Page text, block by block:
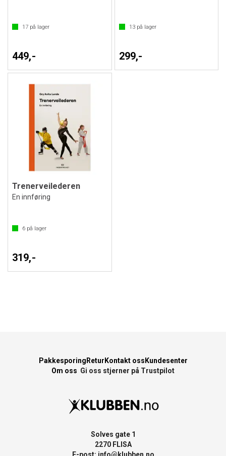
17 på lager
449,-
13på lager
299,-
Trenerveilederen
En innføring
6 på lager
319,-
PakkesporingReturKontakt ossKundesenter
Om oss Gi oss stjerner på Trustpilot
Solves gate 1
2270 FLISA